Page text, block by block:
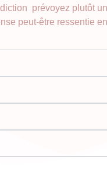
prévoyez plutôt
peut-être ressentie